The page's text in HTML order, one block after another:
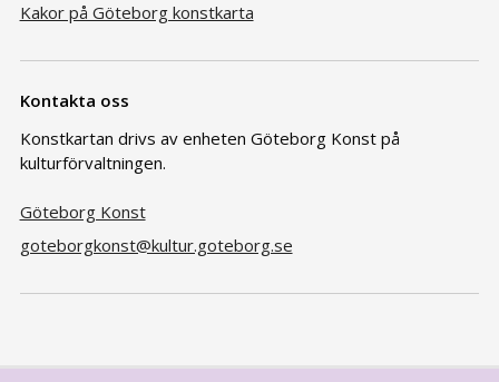
Kakor på Göteborg konstkarta
Kontakta oss
Konstkartan drivs av enheten Göteborg Konst på
kulturförvaltningen.
Göteborg Konst
goteborgkonst@kultur.goteborg.se